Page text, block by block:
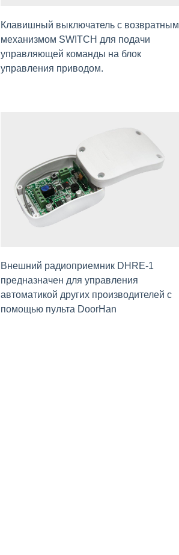
Клавишный выключатель с возвратным
механизмом SWITCH для подачи
управляющей команды на блок
управления приводом.
Внешний радиоприемник DHRE-1
предназначен для управления
автоматикой других производителей с
помощью пульта DoorHan